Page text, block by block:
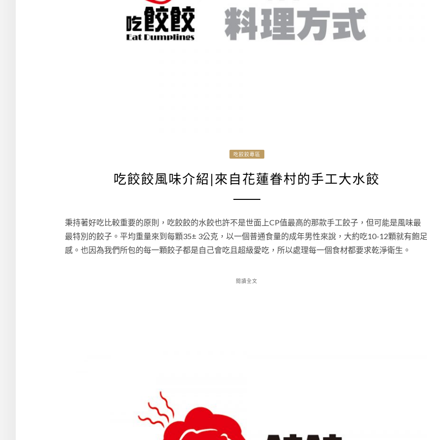
吃餃餃專區
吃餃餃風味介紹|來自花蓮眷村的手工大水餃
秉持著好吃比較重要的原則，吃餃餃的水餃也許不是世面上CP值最高的那款手工餃子，但可能是風味最
最特別的餃子。平均重量來到每顆35± 3公克，以一個普通食量的成年男性來說，大約吃10-12顆就有飽足
感。也因為我們所包的每一顆餃子都是自己會吃且超級愛吃，所以處理每一個食材都要求乾淨衛生。
閱讀全文